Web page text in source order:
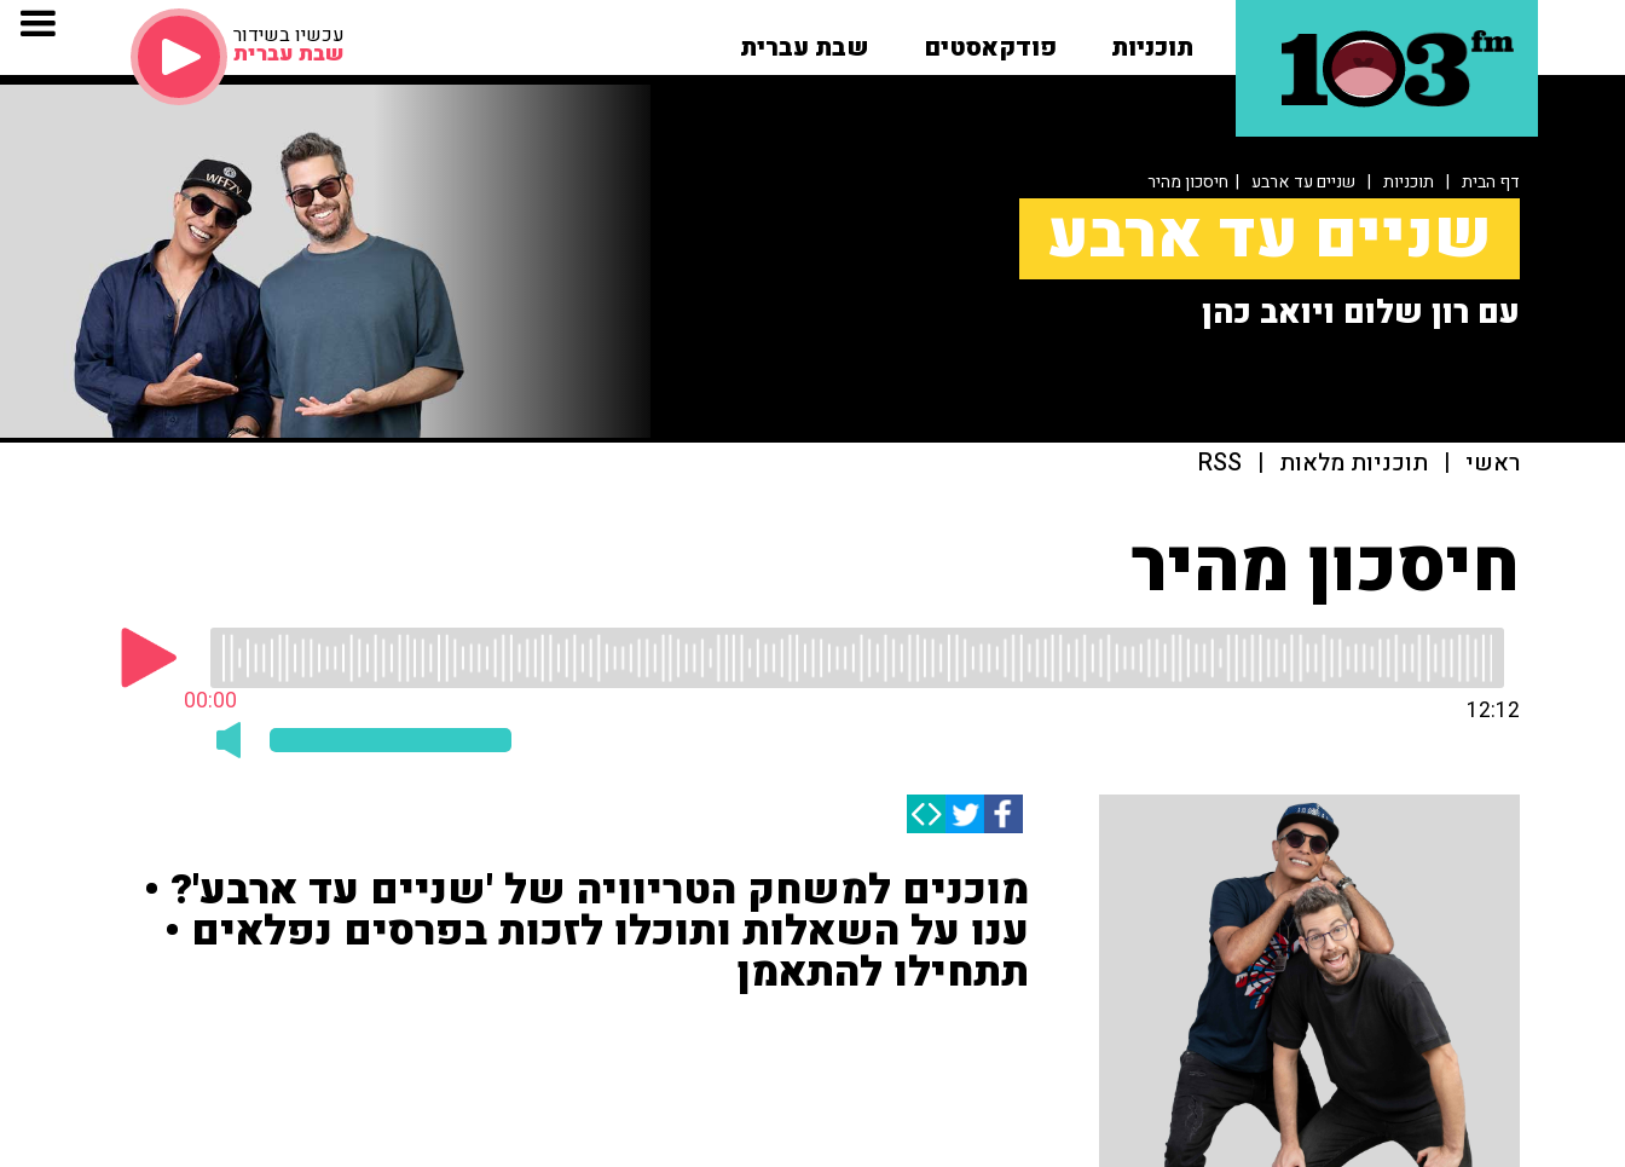
תוכניות פודקאסטים שבת עברית עכשיו בשידור
שבת עברית
דף הבית | תוכניות | שניים עד ארבע | חיסכון מהיר
שניים עד ארבע
עם רון שלום ויואב כהן
ראשי | תוכניות מלאות |
RSS
חיסכון מהיר
00:00 12:12
מוכנים למשחק הטריוויה של 'שניים עד ארבע'? •
ענו על השאלות ותוכלו לזכות בפרסים נפלאים •
תתחילו להתאמן